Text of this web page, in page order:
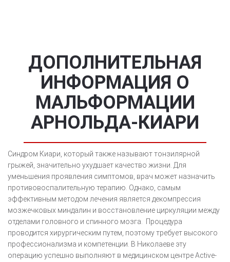
ДОПОЛНИТЕЛЬНАЯ
ИНФОРМАЦИЯ О
МАЛЬФОРМАЦИИ
АРНОЛЬДА-КИАРИ
Синдром Киари, который также называют тонзилярной
грыжей, значительно ухудшает качество жизни. Для
уменьшения проявления симптомов, врач может назначить
противовоспалительную терапию. Однако, самым
эффективным методом лечения является декомпрессия
мозжечковых миндалин и восстановление циркуляции между
отделами головного и спинного мозга. Процедура
проводится хирургическим путем, поэтому требует высокого
профессионализма и компетенции. В Николаеве эту
операцию успешно выполняют в медицинском центре Active-